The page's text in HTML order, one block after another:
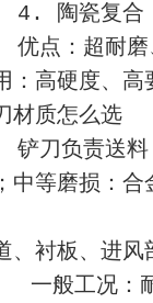
瓷复合 /
超耐磨、不
：高硬度、
材质怎么选
责送料，磨
中等磨损：
、衬板、进风
况：耐磨钢